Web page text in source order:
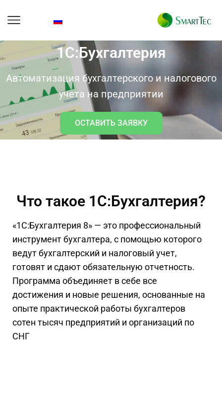
1C:Бухгалтерия
Автоматизация бухгалтерского и налогового
учета на предприятии
ОСТАВИТЬ ЗАЯВКУ
Что такое 1С:Бухгалтерия?
«1C:Бухгалтерия 8» — это профессиональный
инструмент бухгалтера, с помощью которого
ведут бухгалтерский и налоговый учет,
готовят и сдают обязательную отчетность.
Программа объединяет в себе все
достижения и новые решения, основанные на
опыте практической работы бухгалтеров
сотен тысяч предприятий и организаций по
СНГ